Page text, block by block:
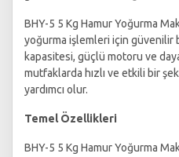
BHY-5 5 Kg Hamur Yoğurma
yoğurma işlemleri için güvenilir
kapasitesi, güçlü motoru ve
mutfaklarda hızlı ve etkili bir
yardımcı olur.
Temel Özellikleri
BHY-5 5 Kg Hamur Yoğurma